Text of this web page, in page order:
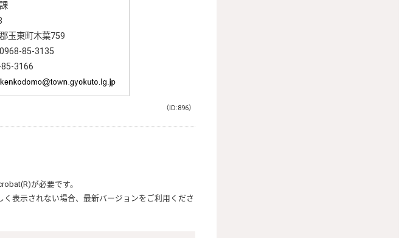
玉東町木葉759
0968-85-3135
3166
（ID:896）
が必要です。
く表示されない場合、最新バージョンをご利用くださ